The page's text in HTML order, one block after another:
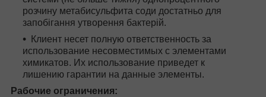
розчину метабисульфита соди достатньо для
запобігання утворення бактерій.
Клиент несет полную ответственность за
использование несовместимых с элементами
химикатов. Их использование приведет к
лишению гарантии на данные элементы.
Рабочие ограничения: